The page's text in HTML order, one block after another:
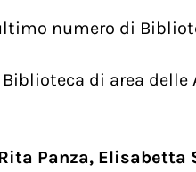
numero di
Biblioteca di area delle
Panza,